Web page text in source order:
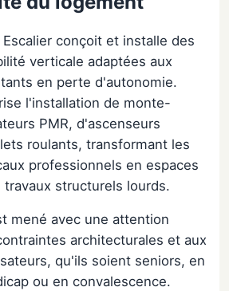
conçoit et installe des
verticale adaptées aux
en perte d'autonomie.
l'installation de monte-
PMR, d'ascenseurs
roulants, transformant les
professionnels en espaces
travaux structurels lourds.
mené avec une attention
architecturales et aux
qu'ils soient seniors, en
ou en convalescence.